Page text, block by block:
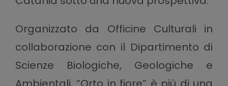
Organizzato da Officine Culturali in
collaborazione con il Dipartimento di
Scienze Biologiche, Geologiche e